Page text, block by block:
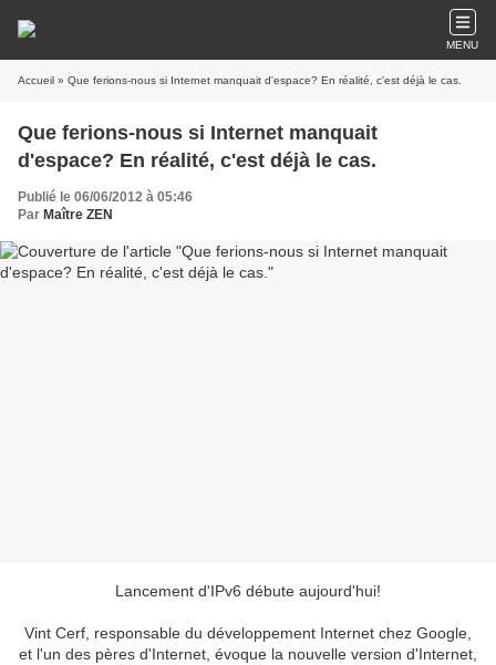
MENU
Accueil » Que ferions-nous si Internet manquait d'espace? En réalité, c'est déjà le cas.
Que ferions-nous si Internet manquait
d'espace? En réalité, c'est déjà le cas.
Publié le 06/06/2012 à 05:46
Par Maître ZEN
Lancement d'IPv6 débute aujourd'hui!
Vint Cerf, responsable du développement Internet chez Google,
et l'un des pères d'Internet, évoque la nouvelle version d'Internet,